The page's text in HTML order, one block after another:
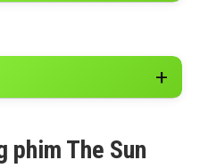
phim The Sun